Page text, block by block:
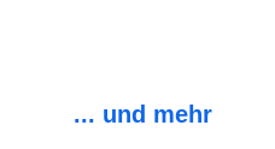
... und mehr